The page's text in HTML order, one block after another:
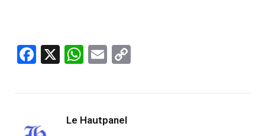
Facebook
X WhatsApp
Email
Le Hautpanel